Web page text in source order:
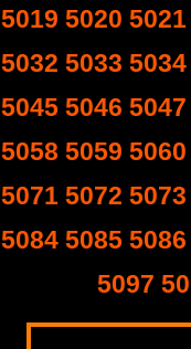
5019 5020 5021
5032 5033 5034
5045 5046 5047
5058 5059 5060
5071 5072 5073
5084 5085 5086
5097